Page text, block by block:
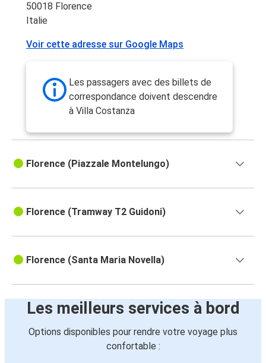
50018 Florence
Italie
Voir cette adresse sur Google Maps
Les passagers avec des billets de
correspondance doivent descendre
à Villa Costanza
Florence (Piazzale Montelungo)
Florence (Tramway T2 Guidoni)
Florence (Santa Maria Novella)
Les meilleurs services à bord
Options disponibles pour rendre votre voyage plus
confortable :